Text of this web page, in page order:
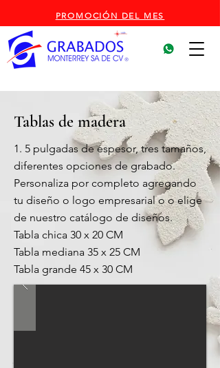
PROMOCIÓN DEL MES
Tablas de madera
1. 5 pulgadas de espesor, tres tamaños,
diferentes opciones de grabado.
Personaliza por completo agregando
tu diseño o logo empresarial o o elige
de nuestro catálogo de diseños.
Tabla chica 30 x 20 CM
Tabla mediana 35 x 25 CM
Tabla grande 45 x 30 CM